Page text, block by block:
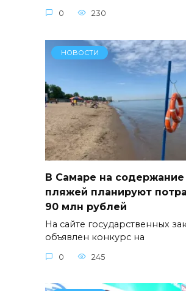
0 230
НОВОСТИ
В Самаре на содержание
пляжей планируют
90 млн рублей
На сайте государственных
объявлен конкурс на
0 245